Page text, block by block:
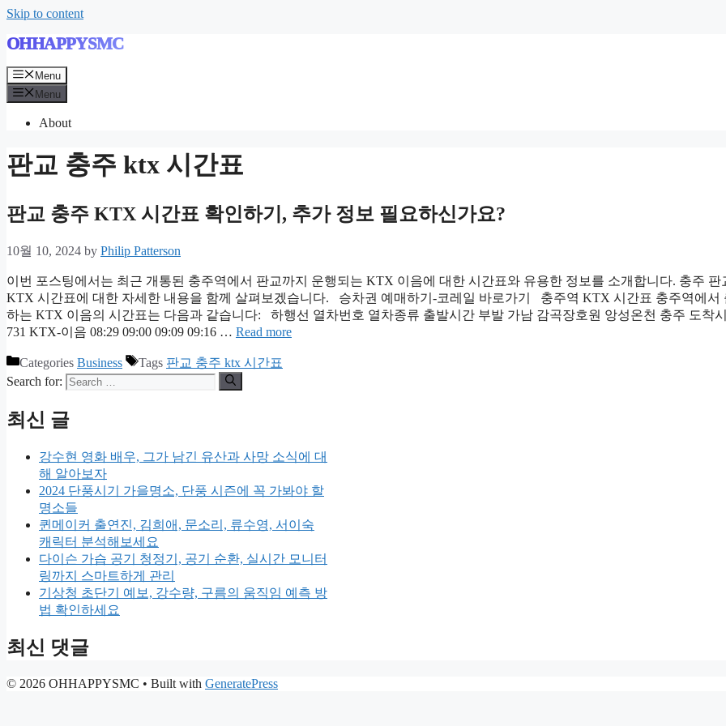
Skip to content
OHHAPPYSMC
Menu
Menu
About
판교 충주 ktx 시간표
판교 충주 KTX 시간표 확인하기, 추가 정보 필요하신가요?
10월 10, 2024 by Philip Patterson
이번 포스팅에서는 최근 개통된 충주역에서 판교까지 운행되는 KTX 이음에 대한 시간표와 유용한 정보를 소개합니다. 충주 판
KTX 시간표에 대한 자세한 내용을 함께 살펴보겠습니다. 승차권 예매하기-코레일 바로가기 충주역 KTX 시간표 충주역에서
하는 KTX 이음의 시간표는 다음과 같습니다: 하행선 열차번호 열차종류 출발시간 부발 가남 감곡장호원 앙성온천 충주 도착
731 KTX-이음 08:29 09:00 09:09 09:16 … Read more
Categories Business Tags 판교 충주 ktx 시간표
Search for:
최신 글
강수현 영화 배우, 그가 남긴 유산과 사망 소식에 대
해 알아보자
2024 단풍시기 가을명소, 단풍 시즌에 꼭 가봐야 할
명소들
퀸메이커 출연진, 김희애, 문소리, 류수영, 서이숙
캐릭터 분석해보세요
다이슨 가습 공기 청정기, 공기 순환, 실시간 모니터
링까지 스마트하게 관리
기상청 초단기 예보, 강수량, 구름의 움직임 예측 방
법 확인하세요
최신 댓글
© 2026 OHHAPPYSMC • Built with GeneratePress